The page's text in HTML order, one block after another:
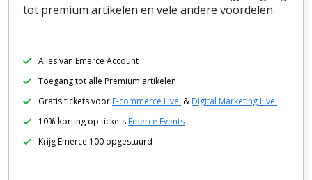
tot premium artikelen en vele andere voordelen.
Alles van Emerce Account
Toegang tot alle Premium artikelen
Gratis tickets voor E-commerce Live! & Digital Marketing Live!
10% korting op tickets Emerce Events
Krijg Emerce 100 opgestuurd